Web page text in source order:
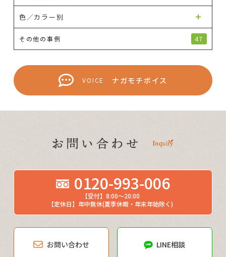
色／カラー別
その他の事例 47
VOICE ナガモチボイス
0120-993-006
【受付】8:00～20:00
【定休日】年中無休(夏季休暇・年末年始除く)
お問い合わせ LINE相談